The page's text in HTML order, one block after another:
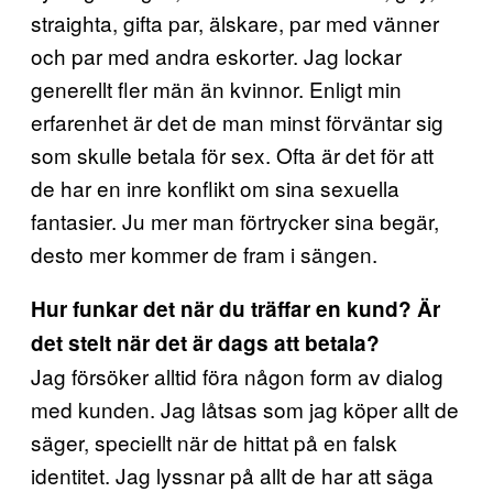
straighta, gifta par, älskare, par med vänner
och par med andra eskorter. Jag lockar
generellt fler män än kvinnor. Enligt min
erfarenhet är det de man minst förväntar sig
som skulle betala för sex. Ofta är det för att
de har en inre konflikt om sina sexuella
fantasier. Ju mer man förtrycker sina begär,
desto mer kommer de fram i sängen.
Hur funkar det när du träffar en kund? Är
det stelt när det är dags att betala?
Jag försöker alltid föra någon form av dialog
med kunden. Jag låtsas som jag köper allt de
säger, speciellt när de hittat på en falsk
identitet. Jag lyssnar på allt de har att säga